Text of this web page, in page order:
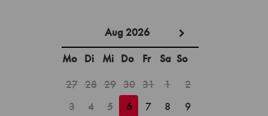
Aug 2026
Mo Di Mi Do Fr Sa So
27 28 29 30 31 1
2
3
4 5 6 7 8
9